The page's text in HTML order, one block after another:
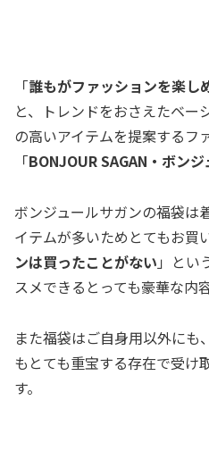
「誰もがファッションを楽し
と、トレンドをおさえたベー
の高いアイテムを提案するフ
「BONJOUR SAGAN・ボン
ボンジュールサガンの福袋は
イテムが多いためとてもお買
ンは買ったことがない 」とい
スメできるとっても豪華な内容
また福袋はご自身用以外にも
もとても重宝する存在で受け
す。